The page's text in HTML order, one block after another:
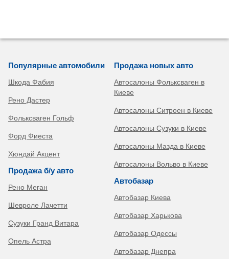
Популярные автомобили
Шкода Фабия
Рено Дастер
Фольксваген Гольф
Форд Фиеста
Хюндай Акцент
Продажа б/у авто
Рено Меган
Шевроле Лачетти
Сузуки Гранд Витара
Опель Астра
Продажа новых авто
Автосалоны Фольксваген в
Киеве
Автосалоны Ситроен в Киеве
Автосалоны Сузуки в Киеве
Автосалоны Мазда в Киеве
Автосалоны Вольво в Киеве
Автобазар
Автобазар Киева
Автобазар Харькова
Автобазар Одессы
Автобазар Днепра